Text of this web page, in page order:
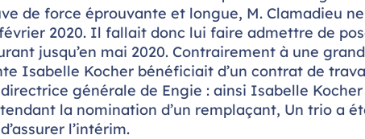
de force éprouvante et longue, M. Clamadieu ne
2020. Il fallait donc lui faire admettre de
jusqu’en mai 2020. Contrairement à une
Isabelle Kocher bénéficiait d’un contrat de
générale de Engie : ainsi Isabelle
la nomination d’un remplaçant, Un trio a
l’intérim.